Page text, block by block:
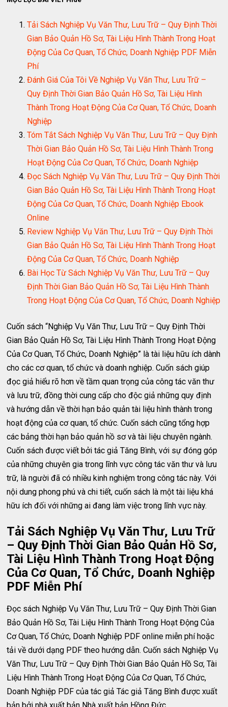
Tải Sách Nghiệp Vụ Văn Thư, Lưu Trữ – Quy Định Thời
Gian Bảo Quản Hồ Sơ, Tài Liệu Hình Thành Trong Hoạt
Động Của Cơ Quan, Tổ Chức, Doanh Nghiệp PDF Miễn
Phí
Đánh Giá Của Tôi Về Nghiệp Vụ Văn Thư, Lưu Trữ –
Quy Định Thời Gian Bảo Quản Hồ Sơ, Tài Liệu Hình
Thành Trong Hoạt Động Của Cơ Quan, Tổ Chức, Doanh
Nghiệp
Tóm Tắt Sách Nghiệp Vụ Văn Thư, Lưu Trữ – Quy Định
Thời Gian Bảo Quản Hồ Sơ, Tài Liệu Hình Thành Trong
Hoạt Động Của Cơ Quan, Tổ Chức, Doanh Nghiệp
Đọc Sách Nghiệp Vụ Văn Thư, Lưu Trữ – Quy Định Thời
Gian Bảo Quản Hồ Sơ, Tài Liệu Hình Thành Trong Hoạt
Động Của Cơ Quan, Tổ Chức, Doanh Nghiệp Ebook
Online
Review Nghiệp Vụ Văn Thư, Lưu Trữ – Quy Định Thời
Gian Bảo Quản Hồ Sơ, Tài Liệu Hình Thành Trong Hoạt
Động Của Cơ Quan, Tổ Chức, Doanh Nghiệp
Bài Học Từ Sách Nghiệp Vụ Văn Thư, Lưu Trữ – Quy
Định Thời Gian Bảo Quản Hồ Sơ, Tài Liệu Hình Thành
Trong Hoạt Động Của Cơ Quan, Tổ Chức, Doanh Nghiệp
Cuốn sách “Nghiệp Vụ Văn Thư, Lưu Trữ – Quy Định Thời
Gian Bảo Quản Hồ Sơ, Tài Liệu Hình Thành Trong Hoạt Động
Của Cơ Quan, Tổ Chức, Doanh Nghiệp” là tài liệu hữu ích dành
cho các cơ quan, tổ chức và doanh nghiệp. Cuốn sách giúp
đọc giả hiểu rõ hơn về tầm quan trọng của công tác văn thư
và lưu trữ, đồng thời cung cấp cho độc giả những quy định
và hướng dẫn về thời hạn bảo quản tài liệu hình thành trong
hoạt động của cơ quan, tổ chức. Cuốn sách cũng tổng hợp
các bảng thời hạn bảo quản hồ sơ và tài liệu chuyên ngành.
Cuốn sách được viết bởi tác giả Tăng Bình, với sự đóng góp
của những chuyên gia trong lĩnh vực công tác văn thư và lưu
trữ, là người đã có nhiều kinh nghiệm trong công tác này. Với
nội dung phong phú và chi tiết, cuốn sách là một tài liệu khá
hữu ích đối với những ai đang làm việc trong lĩnh vực này.
Tải Sách Nghiệp Vụ Văn Thư, Lưu Trữ
– Quy Định Thời Gian Bảo Quản Hồ Sơ,
Tài Liệu Hình Thành Trong Hoạt Động
Của Cơ Quan, Tổ Chức, Doanh Nghiệp
PDF Miễn Phí
Đọc sách Nghiệp Vụ Văn Thư, Lưu Trữ – Quy Định Thời Gian
Bảo Quản Hồ Sơ, Tài Liệu Hình Thành Trong Hoạt Động Của
Cơ Quan, Tổ Chức, Doanh Nghiệp PDF online miễn phí hoặc
tải về dưới dạng PDF theo hướng dẫn. Cuốn sách Nghiệp Vụ
Văn Thư, Lưu Trữ – Quy Định Thời Gian Bảo Quản Hồ Sơ, Tài
Liệu Hình Thành Trong Hoạt Động Của Cơ Quan, Tổ Chức,
Doanh Nghiệp PDF của tác giả Tác giả Tăng Bình được xuất